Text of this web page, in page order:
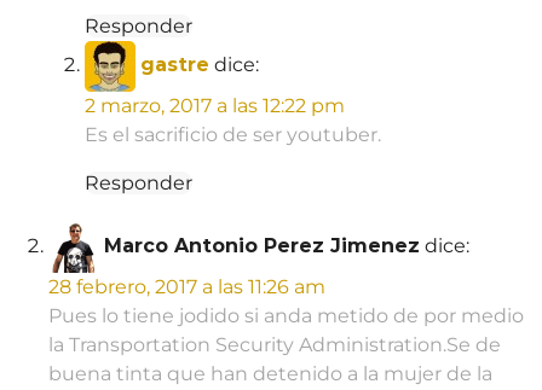
Responder
gastre dice:
2 marzo, 2017 a las 12:22 pm
Es el sacrificio de ser youtuber.
Responder
Marco Antonio Perez Jimenez dice:
28 febrero, 2017 a las 11:26 am
Pues lo tiene jodido si anda metido de por medio
la Transportation Security Administration.Se de
buena tinta que han detenido a la mujer de la